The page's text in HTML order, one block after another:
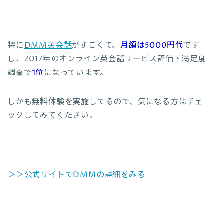
特にDMM英会話がすごくて、月額は5000円代です
し、2017年のオンライン英会話サービス評価・満足度
調査で1位になっています。
しかも無料体験を実施 してるので、気になる方はチェ
ックしてみてください。
＞＞公式サイトでDMMの詳細をみる